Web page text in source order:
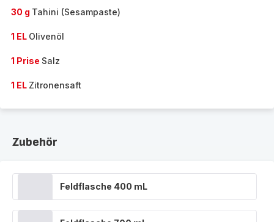
30 g Tahini (Sesampaste)
1 EL Olivenöl
1 Prise Salz
1 EL Zitronensaft
Zubehör
Feldflasche 400 mL